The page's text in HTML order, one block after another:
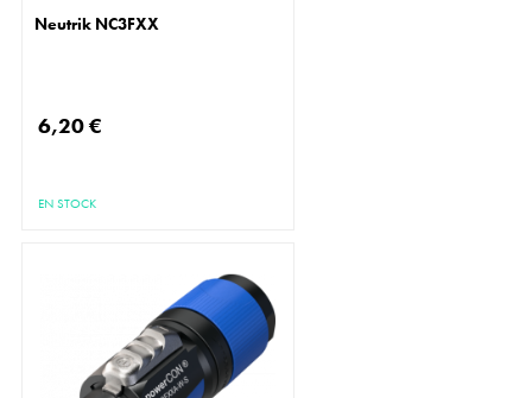
Neutrik NC3FXX
6,20 €
EN STOCK